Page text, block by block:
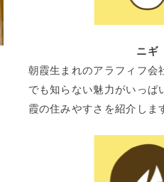
ニギ
朝霞生まれのアラフィフ会
でも知らない魅力がいっぱ
霞の住みやすさを紹介しま